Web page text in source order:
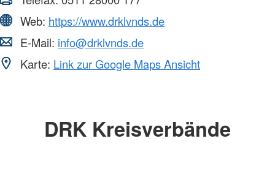
Web: https://www.drklvnds.de
E-Mail: info@drklvnds.de
Karte: Link zur Google Maps Ansicht
DRK Kreisverbände